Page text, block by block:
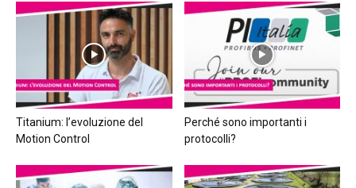
Titanium: l’evoluzione del
Motion Control
Perché sono importanti i
protocolli?